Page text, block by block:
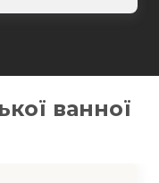
ванної